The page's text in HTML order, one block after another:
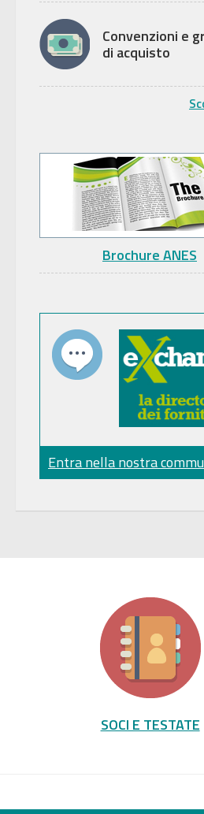
Convenzioni e
di acquisto
Brochure ANES
Entra nella nostra
SOCI E TESTATE